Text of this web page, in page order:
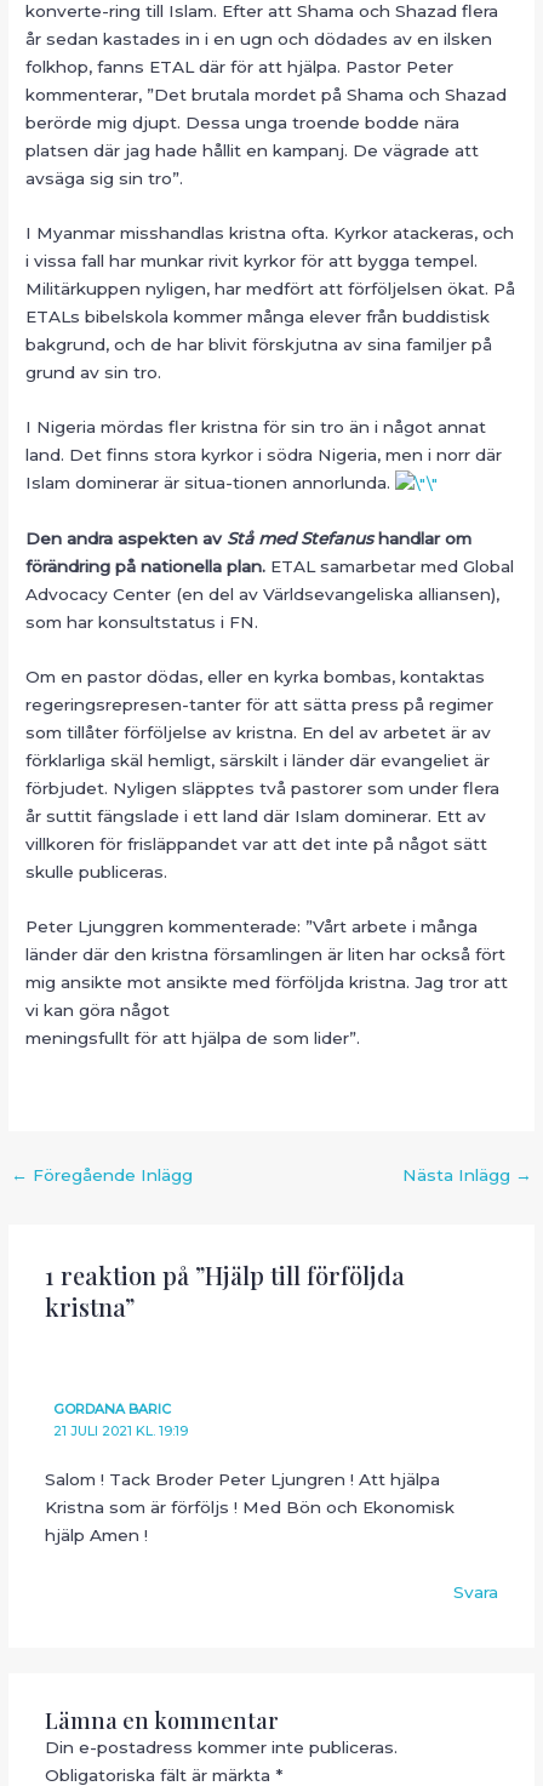
konverte-ring till Islam. Efter att Shama och Shazad flera
år sedan kastades in i en ugn och dödades av en ilsken
folkhop, fanns ETAL där för att hjälpa. Pastor Peter
kommenterar, ”Det brutala mordet på Shama och Shazad
berörde mig djupt. Dessa unga troende bodde nära
platsen där jag hade hållit en kampanj. De vägrade att
avsäga sig sin tro”.
I Myanmar misshandlas kristna ofta. Kyrkor atackeras, och
i vissa fall har munkar rivit kyrkor för att bygga tempel.
Militärkuppen nyligen, har medfört att förföljelsen ökat. På
ETALs bibelskola kommer många elever från buddistisk
bakgrund, och de har blivit förskjutna av sina familjer på
grund av sin tro.
I Nigeria mördas fler kristna för sin tro än i något annat
land. Det finns stora kyrkor i södra Nigeria, men i norr där
Islam dominerar är situa-tionen annorlunda.
Den andra aspekten av Stå med Stefanushandlar om
förändring på nationella plan. ETAL samarbetar med Global
Advocacy Center (en del av Världsevangeliska alliansen),
som har konsultstatus i FN.
Om en pastor dödas, eller en kyrka bombas, kontaktas
regeringsrepresen-tanter för att sätta press på regimer
som tillåter förföljelse av kristna. En del av arbetet är av
förklarliga skäl hemligt, särskilt i länder där evangeliet är
förbjudet. Nyligen släpptes två pastorer som under flera
år suttit fängslade i ett land där Islam dominerar. Ett av
villkoren för frisläppandet var att det inte på något sätt
skulle publiceras.
Peter Ljunggren kommenterade: ”Vårt arbete i många
länder där den kristna församlingen är liten har också fört
mig ansikte mot ansikte med förföljda kristna. Jag tror att
vi kan göra något
meningsfullt för att hjälpa de som lider”.
Inläggsnavigering
← Föregående Inlägg Nästa Inlägg →
1 reaktion på ”Hjälp till förföljda
kristna”
GORDANA BARIC
21 JULI 2021 KL. 19:19
Salom ! Tack Broder Peter Ljungren ! Att hjälpa
Kristna som är förföljs ! Med Bön och Ekonomisk
hjälp Amen !
Svara
Lämna en kommentar
Din e-postadress kommer inte publiceras.
Obligatoriska fält är märkta *